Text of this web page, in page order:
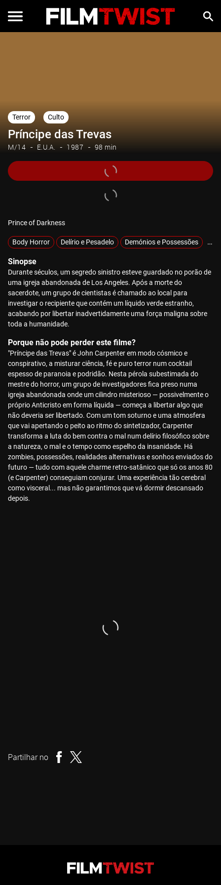
Terror Culto
Príncipe das Trevas
M/14 E.U.A. 1987 98 min
Prince of Darkness
Body Horror Delírio e Pesadelo Demónios e Possessões
Sinopse
Durante séculos, um segredo sinistro esteve guardado no porão de
uma igreja abandonada de Los Angeles. Após a morte do
sacerdote, um grupo de cientistas é chamado ao local para
investigar o recipiente que contém um líquido verde estranho,
acabando por libertar inadvertidamente uma força maligna sobre
toda a humanidade.
Porque não pode perder este filme?
"Príncipe das Trevas" é John Carpenter em modo cósmico e
conspirativo, a misturar ciência, fé e puro terror num cocktail
espesso de paranoia e podridão. Nesta pérola subestimada do
mestre do horror, um grupo de investigadores fica preso numa
igreja abandonada onde um cilindro misterioso — possivelmente o
próprio Anticristo em forma líquida — começa a libertar algo que
não deveria ser libertado. Com um tom soturno e uma atmosfera
que vai apertando o peito ao ritmo do sintetizador, Carpenter
transforma a luta do bem contra o mal num delírio filosófico sobre
a natureza, o mal e o tempo como espelho da insanidade. Há
zombies, possessões, realidades alternativas e sonhos enviados do
futuro — tudo com aquele charme retro-satânico que só os anos 80
(e Carpenter) conseguiam conjurar. Uma experiência tão cerebral
como visceral... mas não garantimos que vá dormir descansado
depois.
Partilhar no